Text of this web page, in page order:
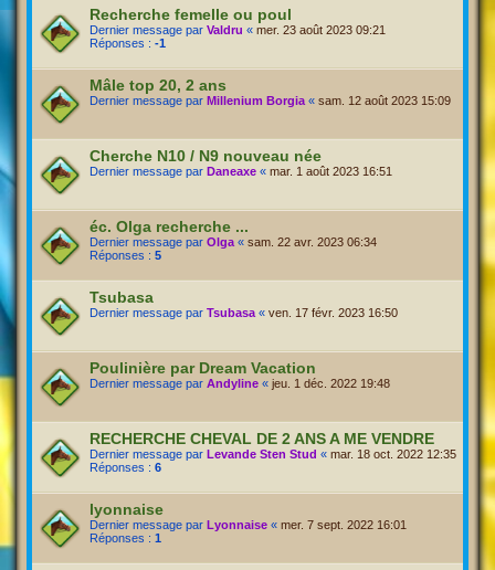
Recherche femelle ou poul
Dernier message par Valdru « mer. 23 août 2023 09:21
Réponses : -1
Mâle top 20, 2 ans
Dernier message par Millenium Borgia « sam. 12 août 2023 15:09
Cherche N10 / N9 nouveau née
Dernier message par Daneaxe « mar. 1 août 2023 16:51
éc. Olga recherche ...
Dernier message par Olga « sam. 22 avr. 2023 06:34
Réponses : 5
Tsubasa
Dernier message par Tsubasa « ven. 17 févr. 2023 16:50
Poulinière par Dream Vacation
Dernier message par Andyline « jeu. 1 déc. 2022 19:48
RECHERCHE CHEVAL DE 2 ANS A ME VENDRE
Dernier message par Levande Sten Stud « mar. 18 oct. 2022 12:35
Réponses : 6
lyonnaise
Dernier message par Lyonnaise « mer. 7 sept. 2022 16:01
Réponses : 1